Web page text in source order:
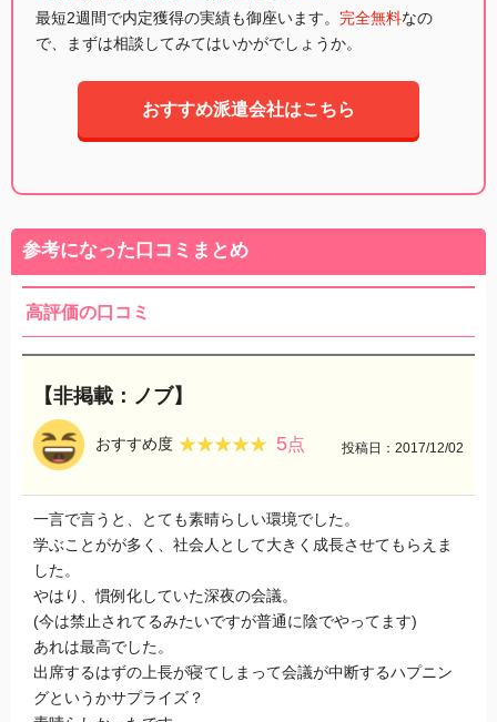
最短2週間で内定獲得の実績も御座います。 完全無料なの
で、まずは相談してみてはいかがでしょうか。
おすすめ派遣会社はこちら
参考になった口コミまとめ
高評価の口コミ
【非掲載：ノブ】
おすすめ度 ★★★★★
★★★★★ 5点 投稿日：2017/12/02
一言で言うと、とても素晴らしい環境でした。
学ぶことがが多く、社会人として大きく成長させてもらえま
した。
やはり、慣例化していた深夜の会議。
(今は禁止されてるみたいですが普通に陰でやってます)
あれは最高でした。
出席するはずの上長が寝てしまって会議が中断するハプニン
グというかサプライズ？